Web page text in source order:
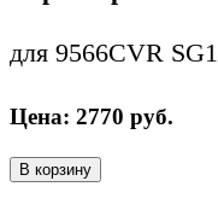
для 9566CVR
Цена: 2770 руб.
В корзину